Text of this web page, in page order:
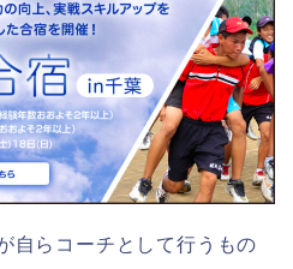
自らコーチとして行うもの